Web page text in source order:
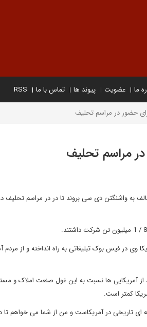
ما عضویت پیوند ها تماس با ما RSS
حضور در مراسم تحلیف
مراسم تحلیف
900 هزار تن شامل ده ها هزار مخالف به واشنگتن دی سی بروند تا در در
در فیس بوک تبلیغاتی به راه انداخته و از مردم
واشنگتن پست و شبکه خبری ای.بی.سی نیوز تنها 40 درصد از آمریکایی ها نسبت به این
تاریخی در آمریکاست و من از شما می خواهم تا